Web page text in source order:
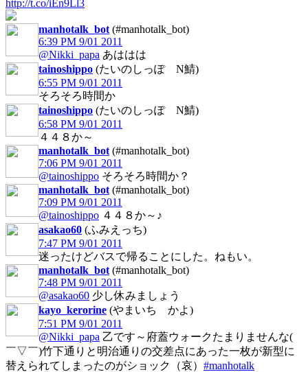
http://t.co/iEn9Ll3
manhotalk_bot (#manhotalk_bot)
6:39 PM 9/01 2011
@Nikki_papa あははは
tainoshippo (たいのしっぽ N鯖)
6:55 PM 9/01 2011
そろそろ時間か
tainoshippo (たいのしっぽ N鯖)
6:58 PM 9/01 2011
４４８か～
manhotalk_bot (#manhotalk_bot)
7:06 PM 9/01 2011
@tainoshippo そろそろ時間か？
manhotalk_bot (#manhotalk_bot)
7:09 PM 9/01 2011
@tainoshippo ４４８か～♪
asakao60 (ふみえっち)
7:47 PM 9/01 2011
迷ったけどバスで帰ることにした。ねもい。
manhotalk_bot (#manhotalk_bot)
7:48 PM 9/01 2011
@asakao60 少し休みましょう
kayo_kerorine (やまいち かよ)
7:51 PM 9/01 2011
@Nikki_papa 乙です～府蓋ウォークたまりませんな(
￣▽￣)竹下通りと明治通りの交差点にあった一枚が新型に
替えられてしまったのがショック（哀） #manhotalk